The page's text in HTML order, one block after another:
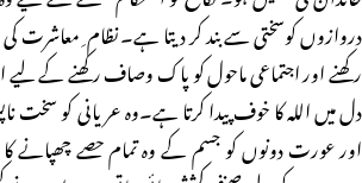
دروازوں کوسختی سے بند کر دیتا ہے۔ نظام ِ معاشرت
رکھنے اور اجتماعی ماحول کو پاک وصاف رکھنے کے
دل میں اللہ کا خوف پیدا کرتا ہے۔وہ عریانی کو سخت
اور عورت دونوں کو جسم کے وہ تمام حصے چھپانے